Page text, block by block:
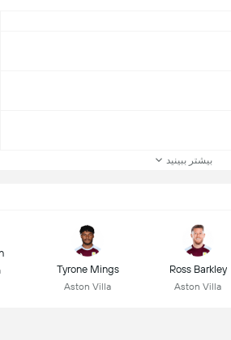
بیشتر ببینید
Ross Barkley
Aston Villa
Tyrone Mings
Aston Villa